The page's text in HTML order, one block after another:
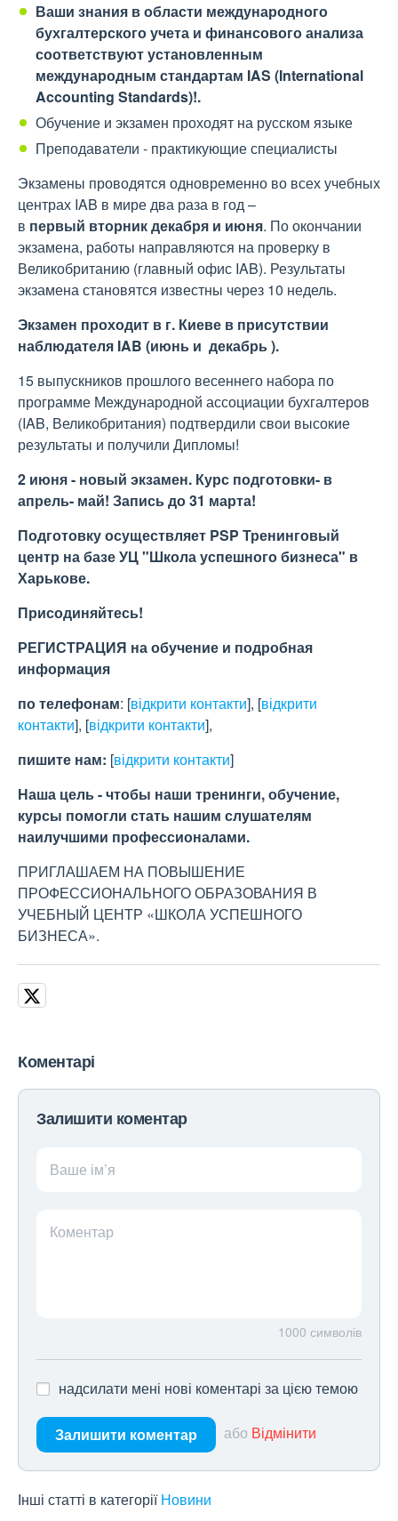
Ваши знания в области международного
бухгалтерского учета и финансового анализа
соответствуют установленным
международным стандартам IAS (International
Accounting Standards)!.
Обучение и экзамен проходят на русском языке
Преподаватели - практикующие специалисты
Экзамены проводятся одновременно во всех учебных
центрах IAB в мире два раза в год –
в первый вторникдекабря и июня. По окончании
экзамена, работы направляются на проверку в
Великобританию (главный офис IAB). Результаты
экзамена становятся известны через 10 недель.
Экзамен проходит в г. Киеве в присутствии
наблюдателя IAB (июнь и декабрь).
15 выпускников прошлого весеннего набора по
программе Международной ассоциации бухгалтеров
(IAB, Великобритания) подтвердили свои высокие
результаты и получили Дипломы!
2 июня - новый экзамен. Курс подготовки- в
апрель- май! Запись до 31 марта!
Подготовку осуществляет PSP Тренинговый
центр на базе УЦ "Школа успешного бизнеса" в
Харькове.
Присодиняйтесь!
РЕГИСТРАЦИЯ на обучение и подробная
информация
по телефонам: [відкрити контакти], [відкрити
контакти], [відкрити контакти],
пишите нам: [відкрити контакти]
Наша цель - чтобы наши тренинги, обучение,
курсы помогли стать нашим слушателям
наилучшими профессионалами.
ПРИГЛАШАЕМ НА ПОВЫШЕНИЕ
ПРОФЕССИОНАЛЬНОГО ОБРАЗОВАНИЯ В
УЧЕБНЫЙ ЦЕНТР «ШКОЛА УСПЕШНОГО
БИЗНЕСА».
Коментарі
Залишити коментар
Ваше ім’я
Коментар
1000 символів
надсилати мені нові коментарі за цією темою
Залишити коментар або Відмінити
Інші статті в категорії Новини